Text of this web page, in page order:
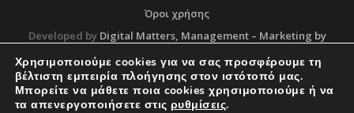
Όροι χρήσης
Developed by Digital Matters, Management – Marketing by
Blog About Services
Corporate Support
Χρησιμοποιούμε cookies για να σας προσφέρουμε τη
βέλτιστη εμπειρία πλοήγησης στον ιστότοπό μας.
Μπορείτε να μάθετε ποια cookies χρησιμοποιούμε ή να
τα απενεργοποιήσετε στις ρυθμίσεις.